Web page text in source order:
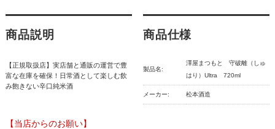
商品説明
【正規取扱店】実店舗と通販の運営で豊
富な在庫を確保！日常酒として楽しむ飲
み飽きない辛口純米酒
商品仕様
製品名:
澤屋まつもと 守破離（しゅ
はり）Ultra 720ml
メーカー: 松本酒造
【当店からのお願い】